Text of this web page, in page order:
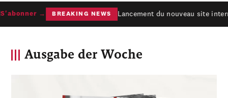
→ BREAKING NEWS Lancement du nouveau site
Ausgabe der Woche